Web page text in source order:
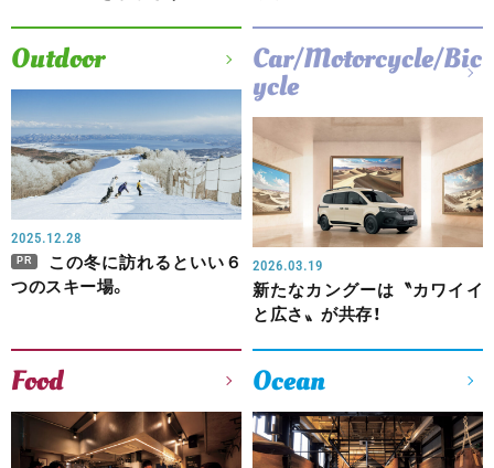
Outdoor
2025.12.28
PR
この冬に訪れるといい６
つのスキー場。
Car/Motorcycle/Bic
ycle
2026.03.19
新たなカングーは〝カワイイ
と広さ〟が共存！
Food Ocean